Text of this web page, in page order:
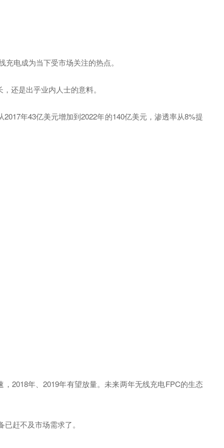
电成为当下受市场关注的热点。
还是出乎业内人士的意料。
年43亿美元增加到2022年的140亿美元，渗透率从8%提
2018年、2019年有望放量。未来两年无线充电FPC的生态
赶不及市场需求了。